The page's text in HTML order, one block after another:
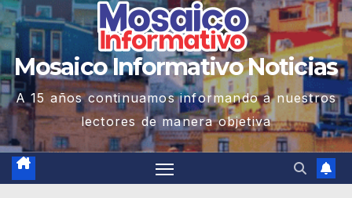
Mosaico Informativo Noticias
A 15 años continuamos informando a nuestros
lectores de manera objetiva